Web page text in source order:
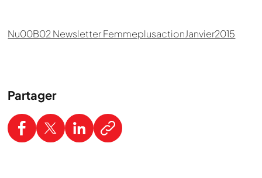
Nu00B02 Newsletter FemmeplusactionJanvier2015
Partager